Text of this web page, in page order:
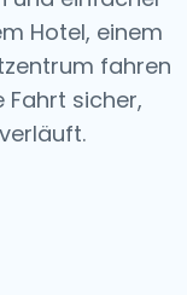
Hotel, einem
fahren
sicher,